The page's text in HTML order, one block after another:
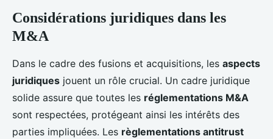
Considérations juridiques dans les
M&A
Dans le cadre des fusions et acquisitions, les aspects
juridiques jouent un rôle crucial. Un cadre juridique
solide assure que toutes les réglementations M&A
sont respectées, protégeant ainsi les intérêts des
parties impliquées. Les règlementations antitrust